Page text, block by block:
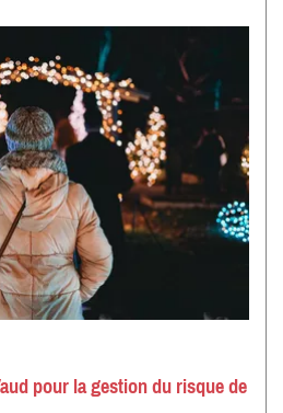
pour la gestion du risque de